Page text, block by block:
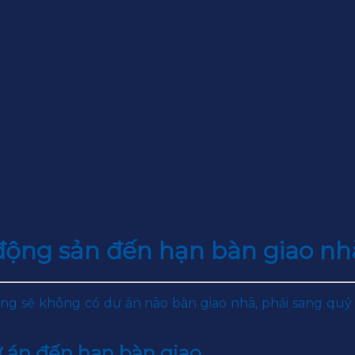
sản đến hạn bàn giao
sẽ không có dự án nào bàn giao nhà, phải sang